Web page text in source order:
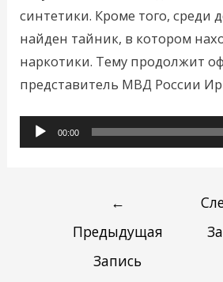
синтетики. Кроме того, среди
найден тайник, в котором
наркотики. Тему продолжит
представитель МВД России
Аудиоплеер
00:00
←
Предыдущая
Запись